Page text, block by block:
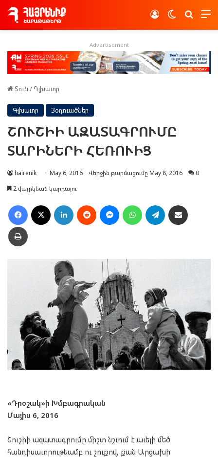
Switch skin
Log In
Advertisement
Տուն / Գլխաւոր
Գլխաւոր Յօդուածներ
ՇՈՒՇԻԻ ԱԶԱՏԱԳՐՈՒՄԸ
ՏԱՐԻՆԵՐԻ ՀԵՌՈՒԻՑ
hairenik May 6, 2016 Վերջին թարմացումը May 8, 2016
0
2 վայրկեան կարդալու
Facebook LinkedIn Reddit MessengerWhatsAppTelegram
Տպել
«Դրօշակ»ի Խմբագրական
Մայիս 6, 2016
Շուշիի ազատագրումը միշտ նշւում է աւելի մեծ
հանդիսաւորութեամբ ու շուքով, քան Արցախի